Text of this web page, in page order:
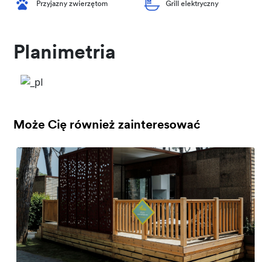
Przyjazny zwierzętom Grill elektryczny
Planimetria
Może Cię również zainteresować